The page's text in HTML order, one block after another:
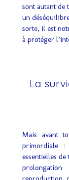
sont autant de
un
sorte, il est
à protéger
La
Mais avant
primordiale
essentielles